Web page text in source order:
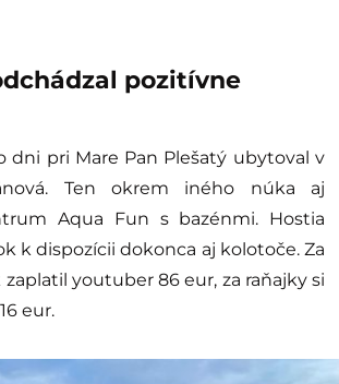
pozitívne
dni pri Mare Pan Plešatý ubytoval v
Ten okrem iného núka aj
Aqua Fun s bazénmi. Hostia
k dispozícii dokonca aj kolotoče. Za
zaplatil youtuber 86 eur, za raňajky si
eur.